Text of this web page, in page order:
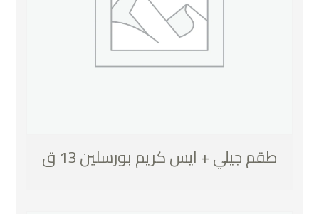
طقم جيلي + ايس كريم بورسلين 13 ق